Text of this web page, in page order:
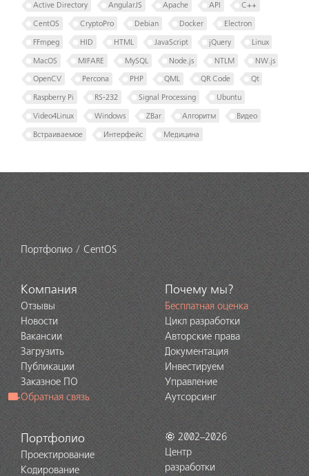
Active Directory AngularJS Apache API C++
CentOS CryptoPro Debian Docker Electron
FFmpeg HID HTML JavaScript jQuery Linux
MacOS MIFARE MySQL Node.js NTLM NW.js
OpenCV Percona PHP QML QR Code Qt
Raspberry Pi RS-232 Signal Processing Ubuntu
Video4Linux Windows ZBar Алгоритм Видео
Встраиваемое Интерфейс Медицина
Портфолио CentOS
Компания
Отзывы
Новости
Вакансии
Загрузить
Публикации
Заказное ПО
Обратная связь
Почему мы?
Бесплатная оценка
Цикл разработки
Авторские права
Документация
Инвестируем
Управление
Аутсорсинг
Портфолио
Проектирование
Кодирование
2002–2026
Центр
разработки